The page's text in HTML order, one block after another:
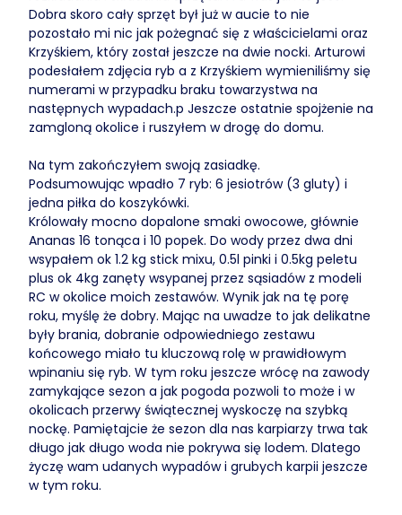
Dobra skoro cały sprzęt był już w aucie to nie
pozostało mi nic jak pożegnać się z właścicielami oraz
Krzyśkiem, który został jeszcze na dwie nocki. Arturowi
podesłałem zdjęcia ryb a z Krzyśkiem wymieniliśmy się
numerami w przypadku braku towarzystwa na
następnych wypadach.p Jeszcze ostatnie spojżenie na
zamgloną okolice i ruszyłem w drogę do domu.
Na tym zakończyłem swoją zasiadkę.
Podsumowując wpadło 7 ryb: 6 jesiotrów (3 gluty) i
jedna piłka do koszykówki.
Królowały mocno dopalone smaki owocowe, głównie
Ananas 16 tonąca i 10 popek. Do wody przez dwa dni
wsypałem ok 1.2 kg stick mixu, 0.5l pinki i 0.5kg peletu
plus ok 4kg zanęty wsypanej przez sąsiadów z modeli
RC w okolice moich zestawów. Wynik jak na tę porę
roku, myślę że dobry. Mając na uwadze to jak delikatne
były brania, dobranie odpowiedniego zestawu
końcowego miało tu kluczową rolę w prawidłowym
wpinaniu się ryb. W tym roku jeszcze wrócę na zawody
zamykające sezon a jak pogoda pozwoli to może i w
okolicach przerwy świątecznej wyskoczę na szybką
nockę. Pamiętajcie że sezon dla nas karpiarzy trwa tak
długo jak długo woda nie pokrywa się lodem. Dlatego
życzę wam udanych wypadów i grubych karpii jeszcze
w tym roku.